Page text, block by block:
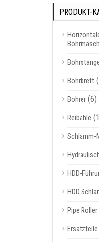
PRODUKT-
Bohrbrett
Bohrer(6)
Reibahle
Schlamm-
HDD-
HDD
Pipe Roller
Ersatzteile